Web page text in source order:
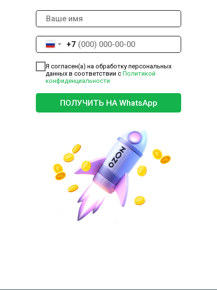
+7
Я согласен(а) на обработку персональных
данных в соответствии с Политикой
конфиденциальности
ПОЛУЧИТЬ НА WhatsApp